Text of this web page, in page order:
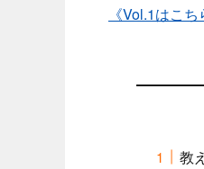
《Vol.1はこち
教